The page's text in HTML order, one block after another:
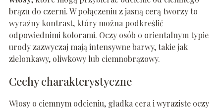
brązu do czerni. W połączeniu z jasną cerą tworzy to
wyraźny kontrast, który można podkreślić
odpowiednimi kolorami. Oczy osób o orientalnym typie
urody zazwyczaj mają intensywne barwy, takie jak
zielonkawy, oliwkowy lub ciemnobrązowy.
Cechy charakterystyczne
Włosy o ciemnym odcieniu, gładka cera i wyraziste oczy